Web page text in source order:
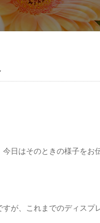
日はそのときの様子をお
が、これまでのディス